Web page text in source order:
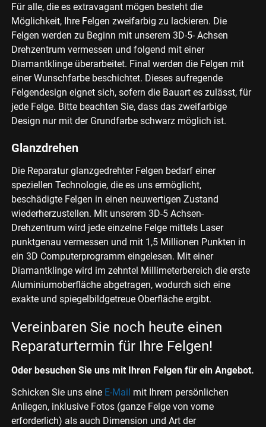
Für alle, die es extravagant mögen besteht die
Möglichkeit, Ihre Felgen zweifarbig zu lackieren. Die
Felgen werden zu Beginn mit unserem 3D-5- Achsen
Drehzentrum vermessen und folgend mit einer
Diamantklinge überarbeitet. Final werden die Felgen mit
einer Wunschfarbe beschichtet. Dieses aufregende
Felgendesign eignet sich, sofern die Bauart es zulässt, für
jede Felge. Bitte beachten Sie, dass das zweifarbige
Design nur mit der Grundfarbe schwarz möglich ist.
Glanzdrehen
Die Reparatur glanzgedrehter Felgen bedarf einer
speziellen Technologie, die es uns ermöglicht,
beschädigte Felgen in einen neuwertigen Zustand
wiederherzustellen. Mit unserem 3D-5 Achsen-
Drehzentrum wird jede einzelne Felge mittels Laser
punktgenau vermessen und mit 1,5 Millionen Punkten in
ein 3D Computerprogramm eingelesen. Mit einer
Diamantklinge wird im zehntel Millimeterbereich die erste
Aluminiumoberfläche abgetragen, wodurch sich eine
exakte und spiegelbildgetreue Oberfläche ergibt.
Vereinbaren Sie noch heute einen
Reparaturtermin für Ihre Felgen!
Oder besuchen Sie uns mit Ihren Felgen für ein Angebot.
Schicken Sie uns eine E-Mail mit Ihrem persönlichen
Anliegen, inklusive Fotos (ganze Felge von vorne
erforderlich) als auch Dimension und Art der